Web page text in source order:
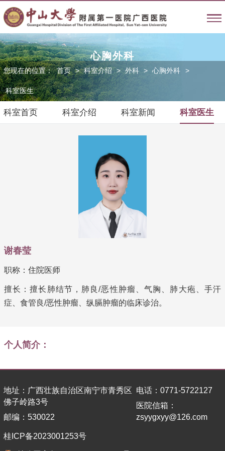
心胸外科
您现在的位置： 首页 > 科室介绍 > 外科 > 心胸外科 >
科室医生
科室首页 科室介绍 科室新闻 科室医生
谢春莹
职称：住院医师
擅长：擅长肺结节，肺良/恶性肿瘤、气胸、肺大疱、手汗
症、食管良/恶性肿瘤、纵膈肿瘤的临床诊治。
个人简介：
地址：广西壮族自治区南宁市青秀区
佛子岭路3号
邮编：530022
电话：0771-5722127
医院信箱：
zsyygxyy@126.com
桂ICP备2023001253号